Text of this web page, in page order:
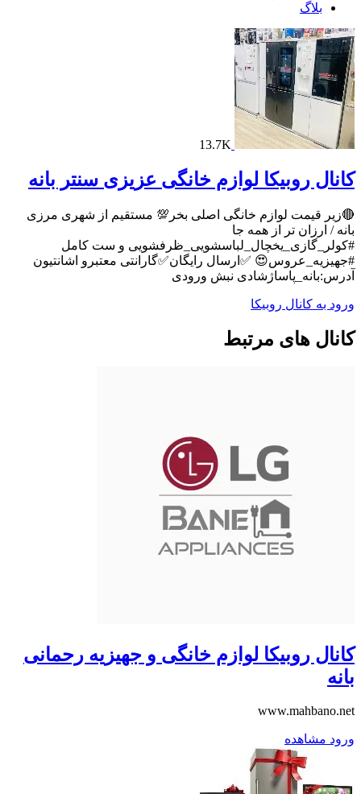
بلاگ
13.7K
کانال روبیکا لوازم خانگی عزیزی سنتر بانه
🔴زیر قیمت لوازم خانگی اصلی بخر💯 مستقیم از شهری مرزی
بانه / ارزان تر از همه جا
#کولر_گازی_یخچال_لباسشویی_ظرفشویی و ست کامل
#جهیزیه_عروس😍 ✅ارسال رایگان✅گارانتی معتبرو اشانتیون
آدرس:بانه_پاساژشادی نبش ورودی
ورود به کانال روبیکا
کانال های مرتبط
کانال روبیکا لوازم خانگی و جهیزیه رحمانی
بانه
www.mahbano.net
ورود مشاهده